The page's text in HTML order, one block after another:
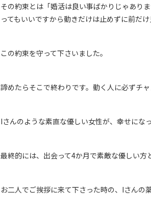
その約束とは「婚活は良い事ばかりじゃあり
ってもいいですから動きだけは止めずに前だけ
この約束を守って下さいました。
諦めたらそこで終わりです。動く人に必ずチ
Iさんのような素直な優しい女性が、幸せにな
最終的には、出会って4か月で素敵な優しい方
お二人でご挨拶に来て下さった時の、Iさんの